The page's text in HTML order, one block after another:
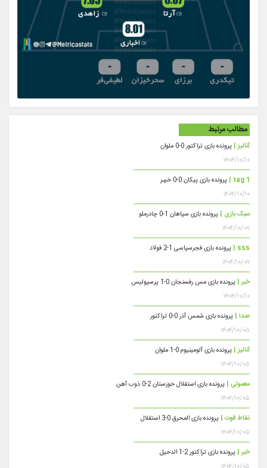
مطالب مرتبط
آنالیز | پرونده بازی تراکتور 0-0 ملوان
۱۴۰۴/۱۰/۱۰
tag 1 | پرونده بازی پیکان 0-0 خیبر
۱۴۰۴/۱۰/۱۰
سبک بازی | پرونده بازی سپاهان 1-0 چادرملو
۱۴۰۴/۱۰/۰۷
sss | پرونده بازی فجرسپاسی 1-2 فولاد
۱۴۰۴/۱۰/۰۷
خبر | پرونده بازی مس رفسنجان 0-1 پرسپولیس
۱۴۰۴/۱۰/۱۰
صدا | پرونده بازی شمس آذر 0-0 تراکتور
۱۴۰۴/۱۰/۰۵
آنالیز | پرونده بازی آلومینیوم 0-1 ملوان
۱۴۰۴/۱۰/۰۵
معمولی | پرونده بازی استقلال خوزستان 2-0 ذوب آهن
۱۴۰۴/۱۰/۰۵
نقاط قوت | پرونده بازی المحرق 0-3 استقلال
۱۴۰۴/۱۰/۰۵
خبر | پرونده بازی تراکتور 2-1 الدحیل